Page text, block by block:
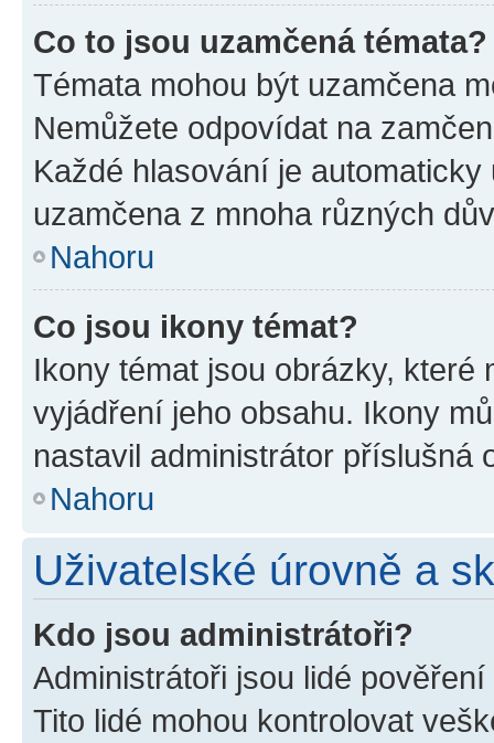
Co to jsou uzamčená témata?
Témata mohou být uzamčena
Nemůžete odpovídat na
Každé hlasování je
uzamčena z mnoha různých
Nahoru
Co jsou ikony témat?
Ikony témat jsou obrázky,
vyjádření jeho obsahu. Ikony
nastavil administrátor příslušná
Nahoru
Uživatelské úrovně a
Kdo jsou administrátoři?
Administrátoři jsou lidé
Tito lidé mohou kontrolovat